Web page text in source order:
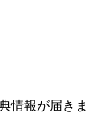
情報が届きま